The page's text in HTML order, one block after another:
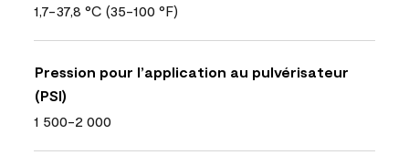
1,7-37,8 °C (35-100 °F)
Pression pour l’application au pulvérisateur
(PSI)
1 500-2 000